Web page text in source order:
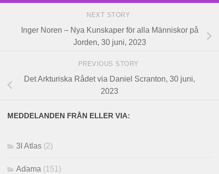
NEXT STORY
Inger Noren – Nya Kunskaper för alla Människor på
Jorden, 30 juni, 2023
PREVIOUS STORY
Det Arkturiska Rådet via Daniel Scranton, 30 juni,
2023
MEDDELANDEN FRÅN ELLER VIA:
3I Atlas (2)
Adama (151)